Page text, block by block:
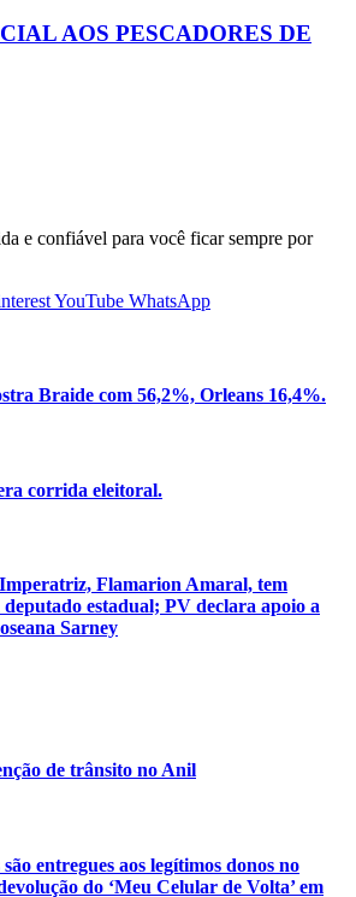
AOS PESCADORES DE
e confiável para você ficar sempre por
YouTube WhatsApp
Braide com 56,2%, Orleans 16,4%.
corrida eleitoral.
Flamarion Amaral, tem
estadual; PV declara apoio a
Sarney
de trânsito no Anil
entregues aos legítimos donos no
do ‘Meu Celular de Volta’ em